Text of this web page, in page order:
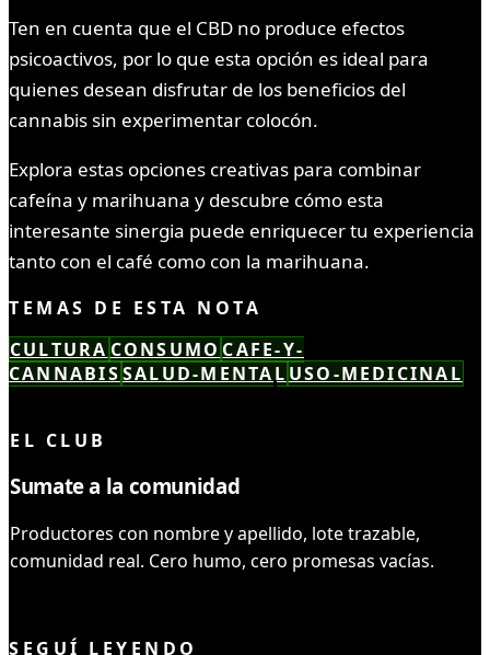
Ten en cuenta que el CBD no produce efectos
psicoactivos, por lo que esta opción es ideal para
quienes desean disfrutar de los beneficios del
cannabis sin experimentar colocón.
Explora estas opciones creativas para combinar
cafeína y marihuana y descubre cómo esta
interesante sinergia puede enriquecer tu experiencia
tanto con el café como con la marihuana.
TEMAS DE ESTA NOTA
CULTURA CONSUMO CAFE-Y-
CANNABISSALUD-MENTAL USO-MEDICINAL
EL CLUB
Sumate a la comunidad
Productores con nombre y apellido, lote trazable,
comunidad real. Cero humo, cero promesas vacías.
SEGUÍ LEYENDO